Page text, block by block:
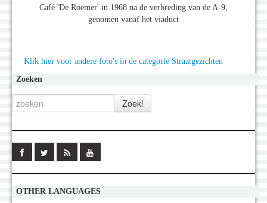
Café 'De Roemer' in 1968 na de verbreding van de A-9,
genomen vanaf het viaduct
Klik hier voor andere foto's in de categorie Straatgezichten
Zoeken
OTHER LANGUAGES